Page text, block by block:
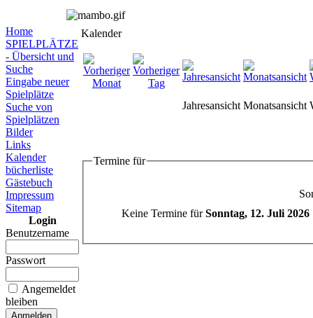
Home
SPIELPLÄTZE
- Übersicht und
Suche
Eingabe neuer
Spielplätze
Suche von
Spielplätzen
Bilder
Links
Kalender
bücherliste
Gästebuch
Impressum
Sitemap
Login
Benutzername
Passwort
Angemeldet
bleiben
Kalender
Jahresansicht Monatsansicht
Termine für
Keine Termine fürSonntag, 12. Juli 2026